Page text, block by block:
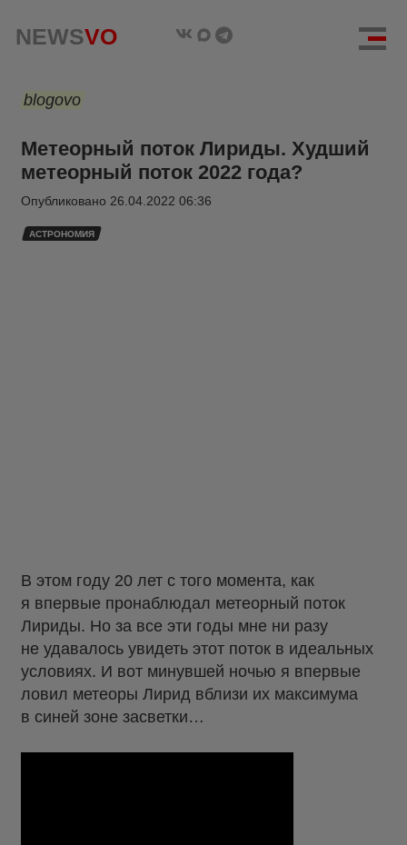
NEWSVO
blogovo
Метеорный поток Лириды. Худший
метеорный поток 2022 года?
Опубликовано 26.04.2022 06:36
АСТРОНОМИЯ
В этом году 20 лет с того момента, как
я впервые пронаблюдал метеорный поток
Лириды. Но за все эти годы мне ни разу
не удавалось увидеть этот поток в идеальных
условиях. И вот минувшей ночью я впервые
ловил метеоры Лирид вблизи их максимума
в синей зоне засветки…